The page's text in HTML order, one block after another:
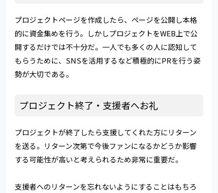
プロジェクトページを作成したら、ページを公開し本格
的に資金集めを行う。しかしプロジェクトをWEB上で公
開するだけでは不十分だ。一人でも多くの人に認知して
もらうために、SNSを活用するなど積極的にPRを行う姿
勢が大切である。
プロジェクト終了・支援者へお礼
プロジェクトが終了したら支援してくれた方にリターン
を送る。リターン次第で今後ファンになるかどうか影響
する可能性が高いと考えられるため非常に重要だ。
支援者へのリターンを忘れないようにすることはもちろ